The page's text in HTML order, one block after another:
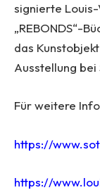
signierte
„REBONDS“-
das
Ausstellung bei
Für weitere
https://
https://